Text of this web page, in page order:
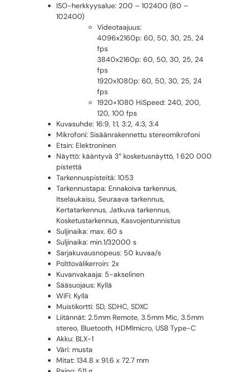
ISO-herkkyysalue: 200 – 102400 (80 –
102400)
Videotaajuus:
4096x2160p: 60, 50, 30, 25, 24
fps
3840x2160p: 60, 50, 30, 25, 24
fps
1920x1080p: 60, 50, 30, 25, 24
fps
1920×1080 HiSpeed: 240, 200,
120, 100 fps
Kuvasuhde: 16:9, 1:1, 3:2, 4:3, 3:4
Mikrofoni: Sisäänrakennettu stereomikrofoni
Etsin: Elektroninen
Näyttö: kääntyvä 3″ kosketusnäyttö, 1 620 000
pistettä
Tarkennuspisteitä: 1053
Tarkennustapa: Ennakoiva tarkennus,
Itselaukaisu, Seuraava tarkennus,
Kertatarkennus, Jatkuva tarkennus,
Kosketustarkennus, Kasvojentunnistus
Suljinaika: max. 60 s
Suljinaika: min.1/32000 s
Sarjakuvausnopeus: 50 kuvaa/s
Polttovälikerroin: 2x
Kuvanvakaaja: 5-akselinen
Sääsuojaus: Kyllä
WiFi: Kyllä
Muistikortti: SD, SDHC, SDXC
Liitännät: 2.5mm Remote, 3.5mm Mic, 3.5mm
stereo, Bluetooth, HDMImicro, USB Type-C
Akku: BLX-1
Väri: musta
Mitat: 134.8 x 91.6 x 72.7 mm